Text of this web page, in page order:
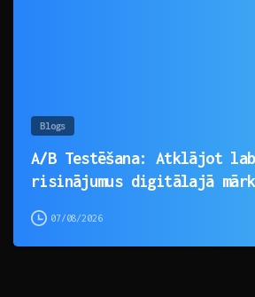
Blogs
A/B Testēšana: Atklājot
risinājumus digitālajā
07/08/2026